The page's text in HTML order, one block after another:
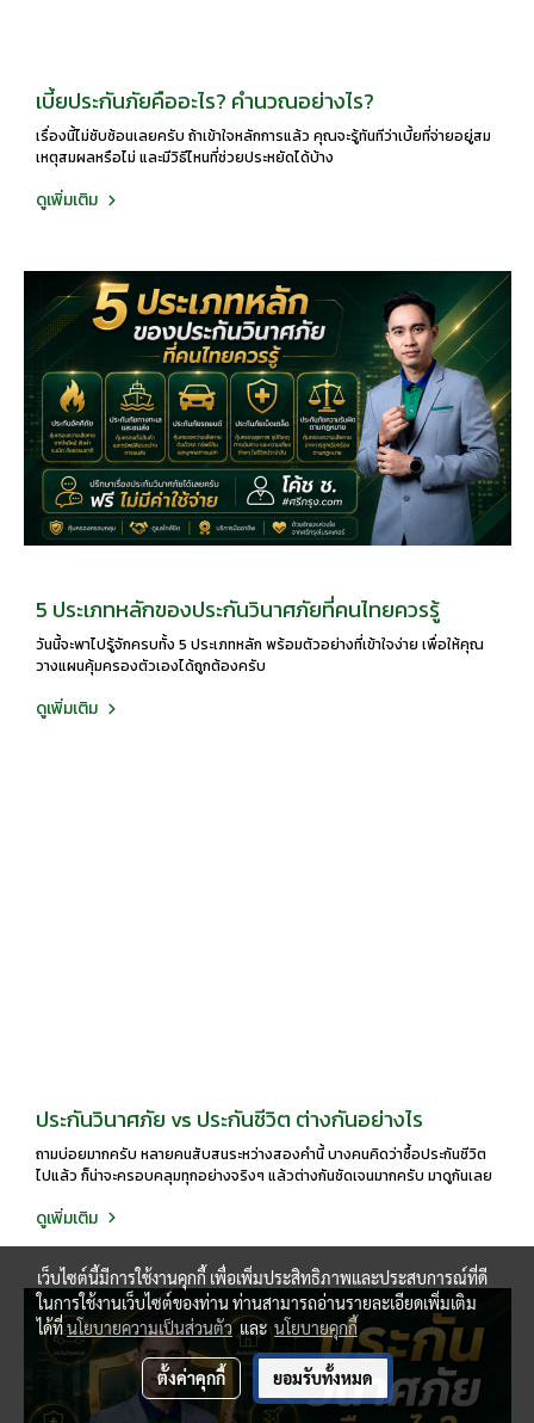
เบี้ยประกันภัยคืออะไร? คำนวณอย่างไร?
เรื่องนี้ไม่ซับซ้อนเลยครับ ถ้าเข้าใจหลักการแล้ว คุณจะรู้ทันทีว่าเบี้ยที่จ่ายอยู่สม
เหตุสมผลหรือไม่ และมีวิธีไหนที่ช่วยประหยัดได้บ้าง
ดูเพิ่มเติม
5 ประเภทหลักของประกันวินาศภัยที่คนไทยควรรู้
วันนี้จะพาไปรู้จักครบทั้ง 5 ประเภทหลัก พร้อมตัวอย่างที่เข้าใจง่าย เพื่อให้คุณ
วางแผนคุ้มครองตัวเองได้ถูกต้องครับ
ดูเพิ่มเติม
ประกันวินาศภัย vs ประกันชีวิต ต่างกันอย่างไร
ถามบ่อยมากครับ หลายคนสับสนระหว่างสองคำนี้ บางคนคิดว่าซื้อประกันชีวิต
ไปแล้ว ก็น่าจะครอบคลุมทุกอย่างจริงๆ แล้วต่างกันชัดเจนมากครับ มาดูกันเลย
ดูเพิ่มเติม
เว็บไซต์นี้มีการใช้งานคุกกี้ เพื่อเพิ่มประสิทธิภาพและประสบการณ์ที่ดี
ในการใช้งานเว็บไซต์ของท่าน ท่านสามารถอ่านรายละเอียดเพิ่มเติม
ได้ที่นโยบายความเป็นส่วนตัวและนโยบายคุกกี้
ตั้งค่าคุกกี้ ยอมรับทั้งหมด